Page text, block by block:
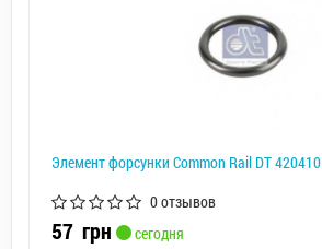
Элемент форсунки Common Rail DT 420410
0 отзывов
57 грн
сегодня